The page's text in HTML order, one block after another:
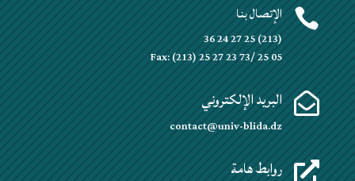
 الإتصال بنا
(213) 25 27 24 36
Fax: (213) 25 27 23 73/ 25 05
 البريد الإلكتروني
contact@univ-blida.dz
 روابط هامة